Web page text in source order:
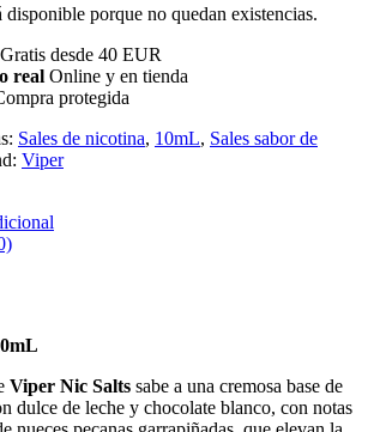
disponible porque no quedan existencias.
Gratis desde 40 EUR
real Online y en tienda
protegida
Sales de nicotina, 10mL, Sales sabor de
Viper
Viper Nic Salts sabe a una cremosa base de
dulce de leche y chocolate blanco, con notas